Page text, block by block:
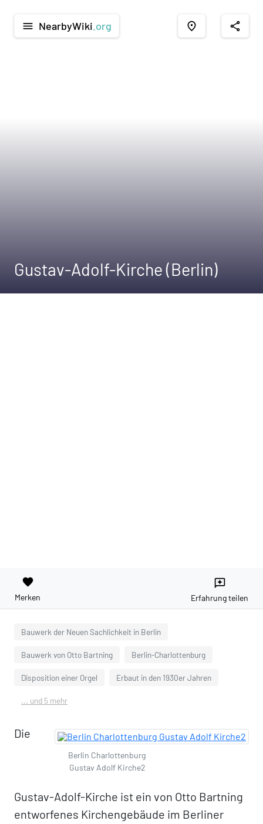
menu NearbyWiki .org place share
Gustav-Adolf-Kirche (Berlin)
favorite
Merken
reviews
Erfahrung teilen
Bauwerk der Neuen Sachlichkeit in Berlin
Bauwerk von Otto Bartning Berlin-Charlottenburg
Disposition einer Orgel Erbaut in den 1930er Jahren
... und 5 mehr
Berlin Charlottenburg
Gustav Adolf Kirche2
Die
Gustav-Adolf-Kirche ist ein von Otto Bartning
entworfenes Kirchengebäude im Berliner